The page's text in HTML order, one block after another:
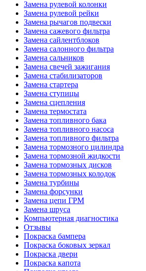
Замена рулевой колонки
Замена рулевой рейки
Замена рычагов подвески
Замена сажевого фильтра
Замена сайлентблоков
Замена салонного фильтра
Замена сальников
Замена свечей зажигания
Замена стабилизаторов
Замена стартера
Замена ступицы
Замена сцепления
Замена термостата
Замена топливного бака
Замена топливного насоса
Замена топливного фильтра
Замена тормозного цилиндра
Замена тормозной жидкости
Замена тормозных дисков
Замена тормозных колодок
Замена турбины
Замена форсунки
Замена цепи ГРМ
Замена шруса
Компьютерная диагностика
Отзывы
Покраска бампера
Покраска боковых зеркал
Покраска двери
Покраска капота